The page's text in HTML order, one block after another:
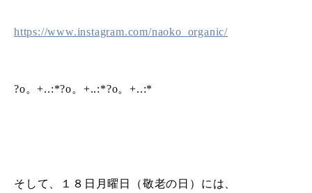
https://www.instagram.com/naoko_organic/
?o。+..:*?o。+..:*?o。+..:*
そして、１８日月曜日（敬老の日）には、